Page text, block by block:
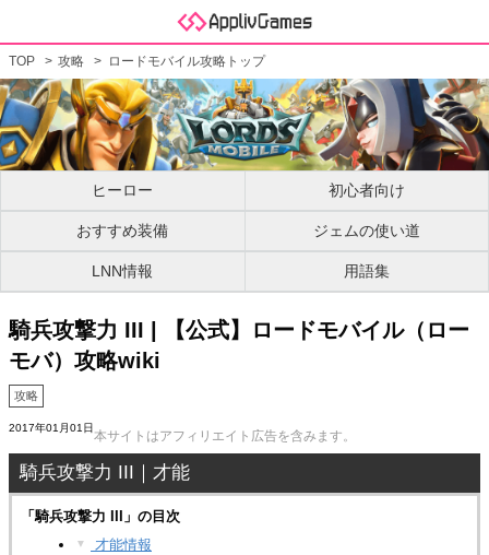
TOP 攻略 ロードモバイル攻略トップ
ヒーロー 初心者向け
おすすめ装備 ジェムの使い道
LNN情報 用語集
騎兵攻撃力 III | 【公式】ロードモバイル（ロー
モバ）攻略wiki
攻略
2017年01月01日
本サイトはアフィリエイト広告を含みます。
騎兵攻撃力 III｜才能
「騎兵攻撃力 III」の目次
▼ 才能情報